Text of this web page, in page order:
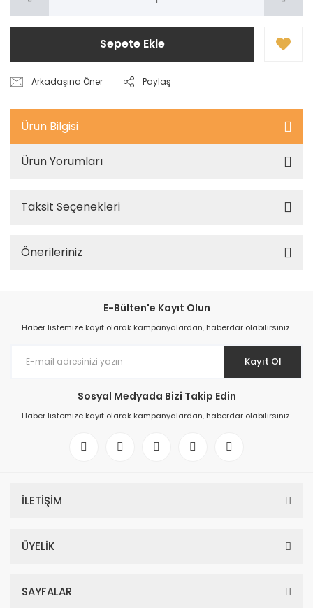
Sepete Ekle
Arkadaşına Öner Paylaş
Ürün Bilgisi
Ürün Yorumları
Taksit Seçenekleri
Önerileriniz
E-Bülten'e Kayıt Olun
Haber listemize kayıt olarak kampanyalardan, haberdar olabilirsiniz.
Kayıt Ol
Sosyal Medyada Bizi Takip Edin
Haber listemize kayıt olarak kampanyalardan, haberdar olabilirsiniz.
İLETİŞİM
ÜYELİK
SAYFALAR